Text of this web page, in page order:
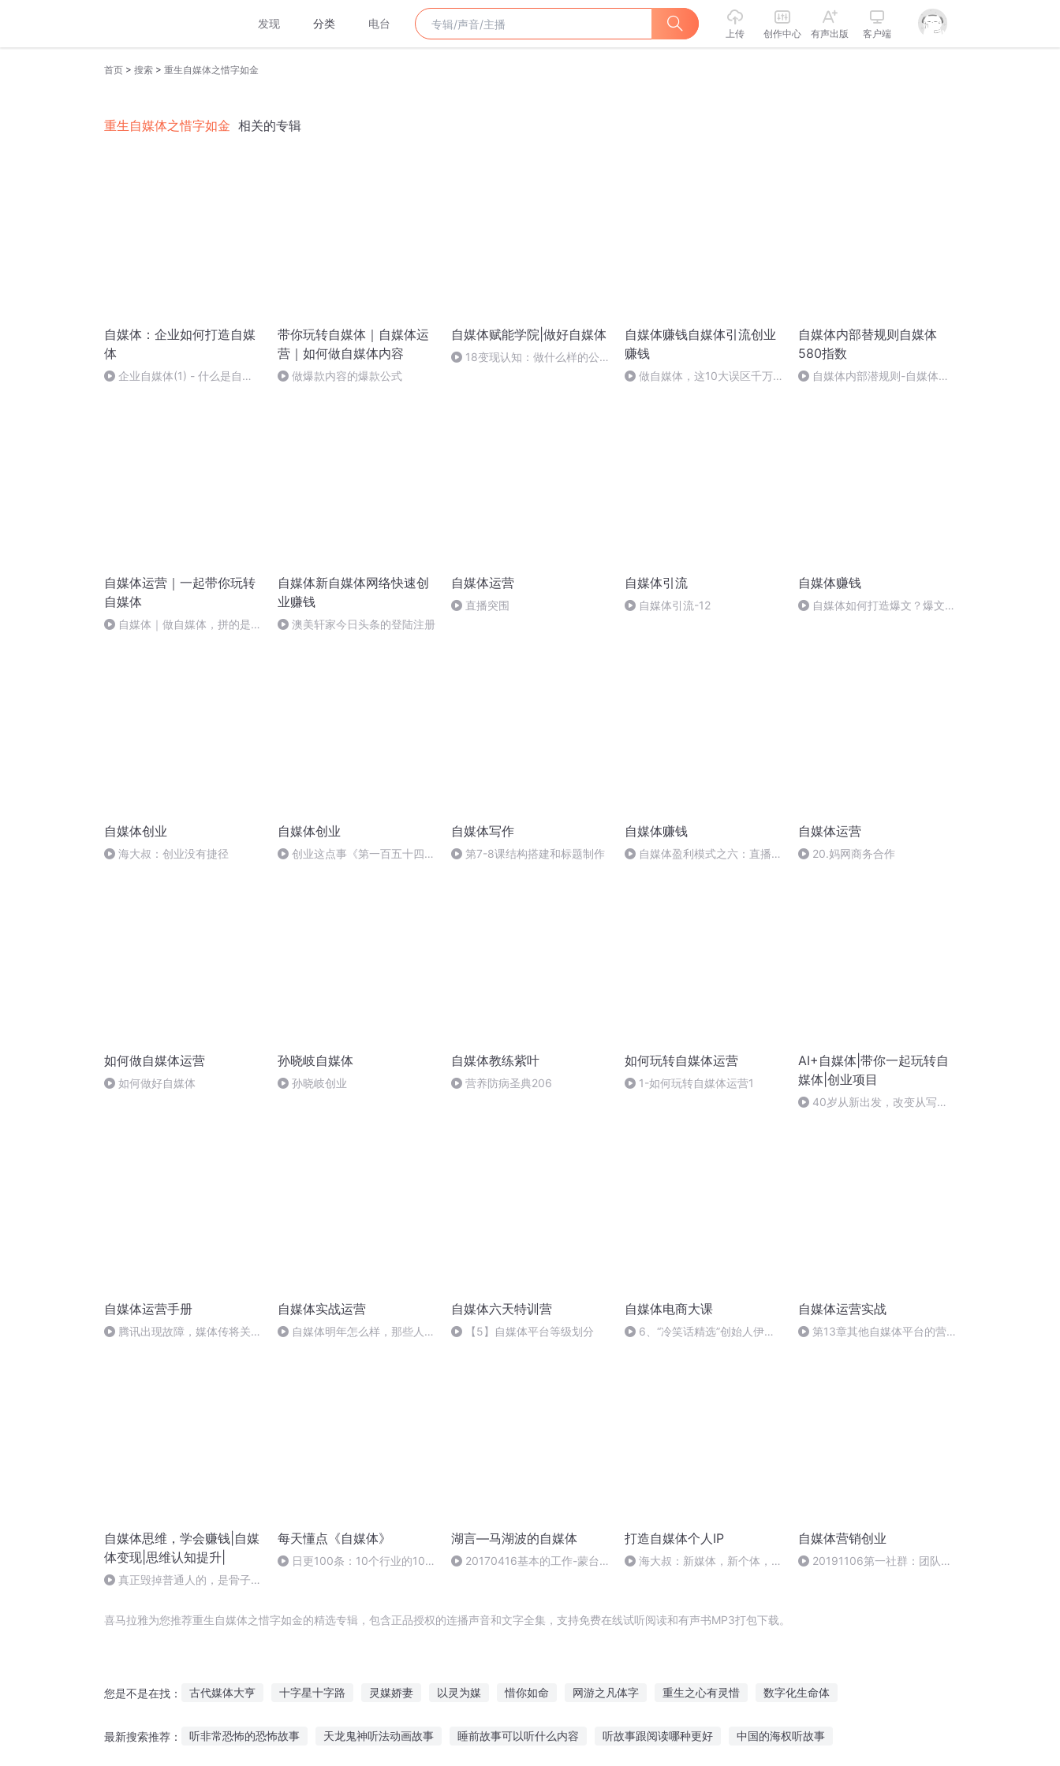
发现 分类 电台
上传 创作中心 有声出版 客户端
首页 > 搜索 > 重生自媒体之惜字如金
重生自媒体之惜字如金 相关的专辑
自媒体：企业如何打造自媒
体
企业自媒体(1) - 什么是自媒
带你玩转自媒体｜自媒体运
营｜如何做自媒体内容
做爆款内容的爆款公式
自媒体赋能学院|做好自媒体
18变现认知：做什么样的公
自媒体赚钱自媒体引流创业
赚钱
做自媒体，这10大误区千万
自媒体内部替规则自媒体
580指数
自媒体内部潜规则-自媒体
自媒体运营｜一起带你玩转
自媒体
自媒体｜做自媒体，拼的是学
自媒体新自媒体网络快速创
业赚钱
澳美轩家今日头条的登陆注册
自媒体运营
直播突围
自媒体引流
自媒体引流-12
自媒体赚钱
自媒体如何打造爆文？爆文内
自媒体创业
海大叔：创业没有捷径
自媒体创业
创业这点事《第一百五十四
自媒体写作
第7-8课结构搭建和标题制作
自媒体赚钱
自媒体盈利模式之六：直播平
自媒体运营
20.妈网商务合作
如何做自媒体运营
如何做好自媒体
孙晓岐自媒体
孙晓岐创业
自媒体教练紫叶
营养防病圣典206
如何玩转自媒体运营
1-如何玩转自媒体运营1
AI+自媒体|带你一起玩转自
媒体|创业项目
40岁从新出发，改变从写作
自媒体运营手册
腾讯出现故障，媒体传将关
自媒体实战运营
自媒体明年怎么样，那些人没
自媒体六天特训营
【5】自媒体平台等级划分
自媒体电商大课
6、“冷笑话精选”创始人伊光
自媒体运营实战
第13章其他自媒体平台的营
自媒体思维，学会赚钱|自媒
体变现|思维认知提升|
真正毁掉普通人的，是骨子里
每天懂点《自媒体》
日更100条：10个行业的100
湖言—马湖波的自媒体
20170416基本的工作-蒙台
打造自媒体个人IP
海大叔：新媒体，新个体，新
自媒体营销创业
20191106第一社群：团队快
喜马拉雅为您推荐重生自媒体之惜字如金的精选专辑，包含正品授权的连播声音和文字全集，支持免费在线试听阅读和有声书MP3打包下载。
您是不是在找： 古代媒体大亨 十字星十字路 灵媒娇妻 以灵为媒 惜你如命 网游之凡体字 重生之心有灵惜 数字化生命体
最新搜索推荐： 听非常恐怖的恐怖故事 天龙鬼神听法动画故事 睡前故事可以听什么内容 听故事跟阅读哪种更好 中国的海权听故事